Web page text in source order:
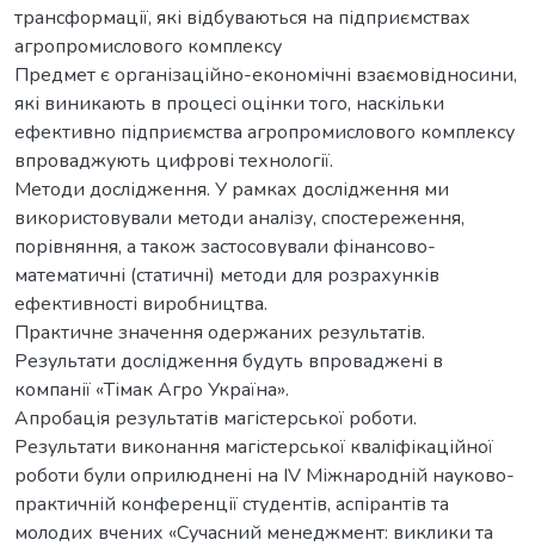
трансформації, які відбуваються на підприємствах
агропромислового комплексу
Предмет є організаційно-економічні взаємовідносини,
які виникають в процесі оцінки того, наскільки
ефективно підприємства агропромислового комплексу
впроваджують цифрові технології.
Методи дослідження. У рамках дослідження ми
використовували методи аналізу, спостереження,
порівняння, а також застосовували фінансово-
математичні (статичні) методи для розрахунків
ефективності виробництва.
Практичне значення одержаних результатів.
Результати дослідження будуть впроваджені в
компанії «Тімак Агро Україна».
Апробація результатів магістерської роботи.
Результати виконання магістерської кваліфікаційної
роботи були оприлюднені на ІV Міжнародній науково-
практичній конференції студентів, аспірантів та
молодих вчених «Сучасний менеджмент: виклики та